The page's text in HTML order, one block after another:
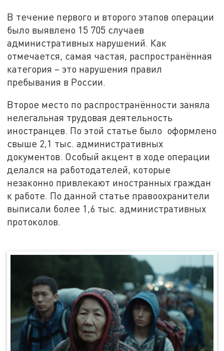
В течение первого и второго этапов операции
было выявлено 15 705 случаев
административных нарушений. Как
отмечается, самая частая, распространённая
категория – это нарушения правил
пребывания в России.
Второе место по распространённости заняла
нелегальная трудовая деятельность
иностранцев. По этой статье было оформлено
свыше 2,1 тыс. административных
документов. Особый акцент в ходе операции
делался на работодателей, которые
незаконно привлекают иностранных граждан
к работе. По данной статье правоохранители
выписали более 1,6 тыс. административных
протоколов.